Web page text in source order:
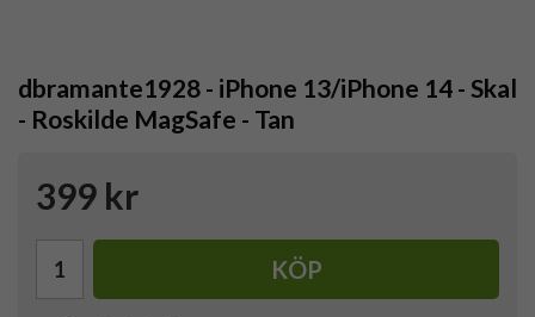
dbramante1928 - iPhone 13/iPhone 14 - Skal
- Roskilde MagSafe - Tan
399 kr
KÖP